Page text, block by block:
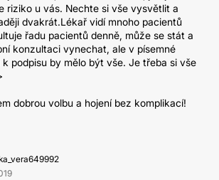
riziko u vás. Nechte si vše vysvětlit a
dvakrát.Lékař vidí mnoho pacientů
řadu pacientů denně, může se stát a
konzultaci vynechat, ale v písemné
podpisu by mělo být vše. Je třeba si vše
dobrou volbu a hojení bez komplikací!